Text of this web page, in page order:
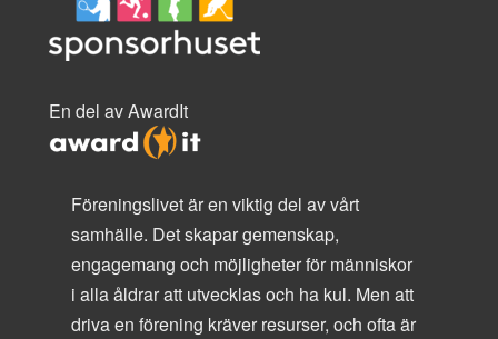
En del av AwardIt
Föreningslivet är en viktig del av vårt
samhälle. Det skapar gemenskap,
engagemang och möjligheter för människor
i alla åldrar att utvecklas och ha kul. Men att
driva en förening kräver resurser, och ofta är